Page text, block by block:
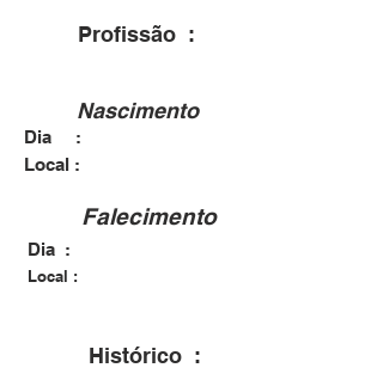
Nascimento
Dia :
Local :
Profissão :
Histórico :
Dia :
Falecimento
Local :